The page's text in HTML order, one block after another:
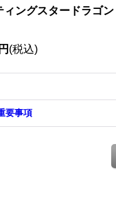
ィングスタードラゴ
(税込)
要事項